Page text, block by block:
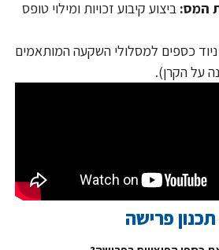
המס: ביצוע קיבוע זכויות ומילוי טופס
ניוד כספים למסלולי השקעה המותאמים
על הקרן).
פרישה